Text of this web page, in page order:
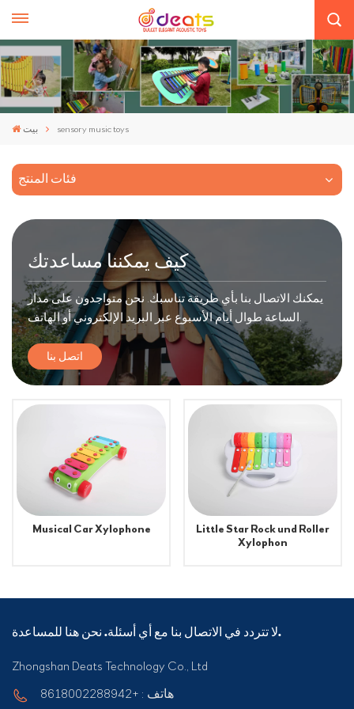
بيت sensory music toys
فئات المنتج
كيف يمكننا مساعدتك
يمكنك الاتصال بنا بأي طريقة تناسبك. نحن متواجدون على مدار
الساعة طوال أيام الأسبوع عبر البريد الإلكتروني أو الهاتف.
اتصل بنا
Musical Car Xylophone
Little Star Rock und Roller
Xylophon
لا تتردد في الاتصال بنا مع أي أسئلة. نحن هنا للمساعدة.
Zhongshan Deats Technology Co., Ltd
هاتف : +8618002288942